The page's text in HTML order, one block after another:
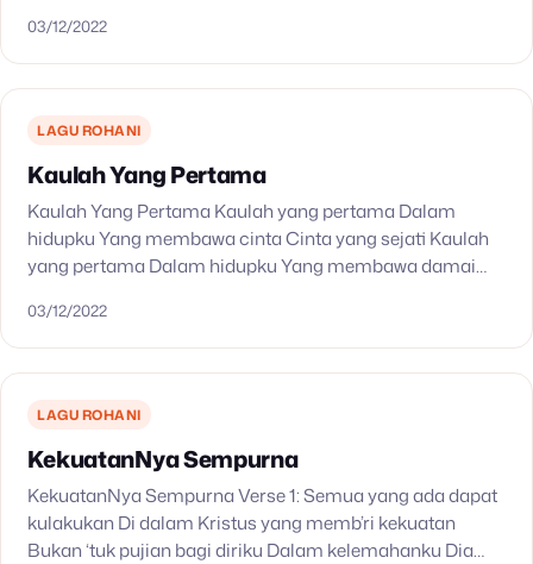
Aku yakin akan…
03/12/2022
LAGU ROHANI
Kaulah Yang Pertama
Kaulah Yang Pertama Kaulah yang pertama Dalam
hidupku Yang membawa cinta Cinta yang sejati Kaulah
yang pertama Dalam hidupku Yang membawa damai
Takkan ku…
03/12/2022
LAGU ROHANI
KekuatanNya Sempurna
KekuatanNya Sempurna Verse 1: Semua yang ada dapat
kulakukan Di dalam Kristus yang memb’ri kekuatan
Bukan ‘tuk pujian bagi diriku Dalam kelemahanku Dia